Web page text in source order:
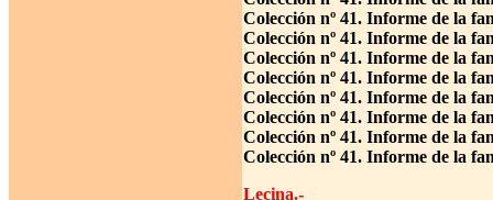
Colección nº 41. Informe de la
Colección nº 41. Informe de la
Colección nº 41. Informe de la
Colección nº 41. Informe de la
Colección nº 41. Informe de la
Colección nº 41. Informe de la
Colección nº 41. Informe de la
Colección nº 41. Informe de la
Lecina.-